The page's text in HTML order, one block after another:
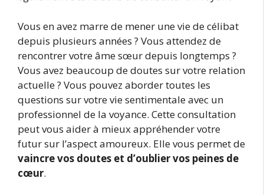
Vous en avez marre de mener une vie de célibat
depuis plusieurs années ? Vous attendez de
rencontrer votre âme sœur depuis longtemps ?
Vous avez beaucoup de doutes sur votre relation
actuelle ? Vous pouvez aborder toutes les
questions sur votre vie sentimentale avec un
professionnel de la voyance. Cette consultation
peut vous aider à mieux appréhender votre
futur sur l’aspect amoureux. Elle vous permet de
vaincre vos doutes et d’oublier vos peines de
cœur.